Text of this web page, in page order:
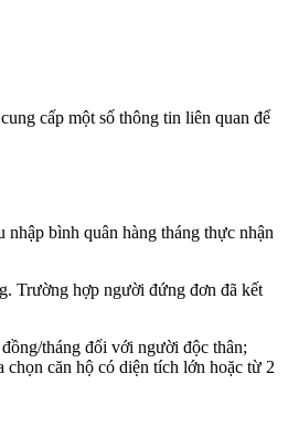
cấp một số thông tin liên quan để
bình quân hàng tháng thực nhận
Trường hợp người đứng đơn đã kết
tháng đối với người độc thân;
căn hộ có diện tích lớn hoặc từ 2